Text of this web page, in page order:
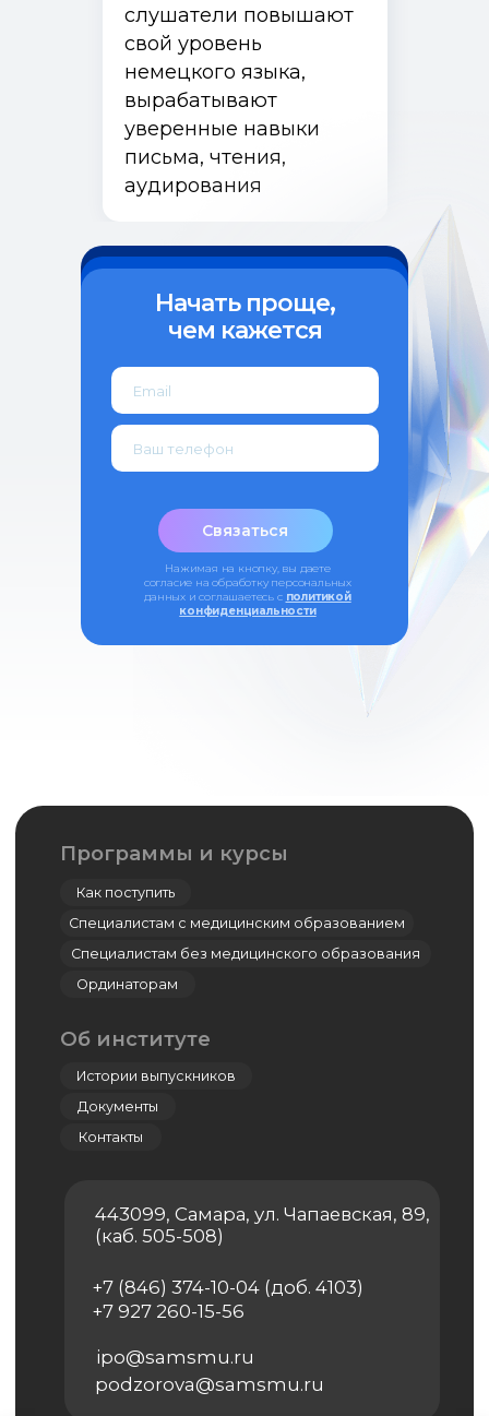
слушатели повышают
свой уровень
немецкого языка,
вырабатывают
уверенные навыки
письма, чтения,
аудирования
Начать проще,
чем кажется
Связаться
Нажимая на кнопку, вы даете
согласие на обработку персональных
данных и соглашаетесь c политикой
конфиденциальности
Записаться
443099, Самара, ул. Чапаевская, 89,
(каб. 505-508)
ipo@samsmu.ru
+7 (846) 374-10-04 (доб. 4103)
+7 927 260-15-56
Оферта
podzorova@samsmu.ru